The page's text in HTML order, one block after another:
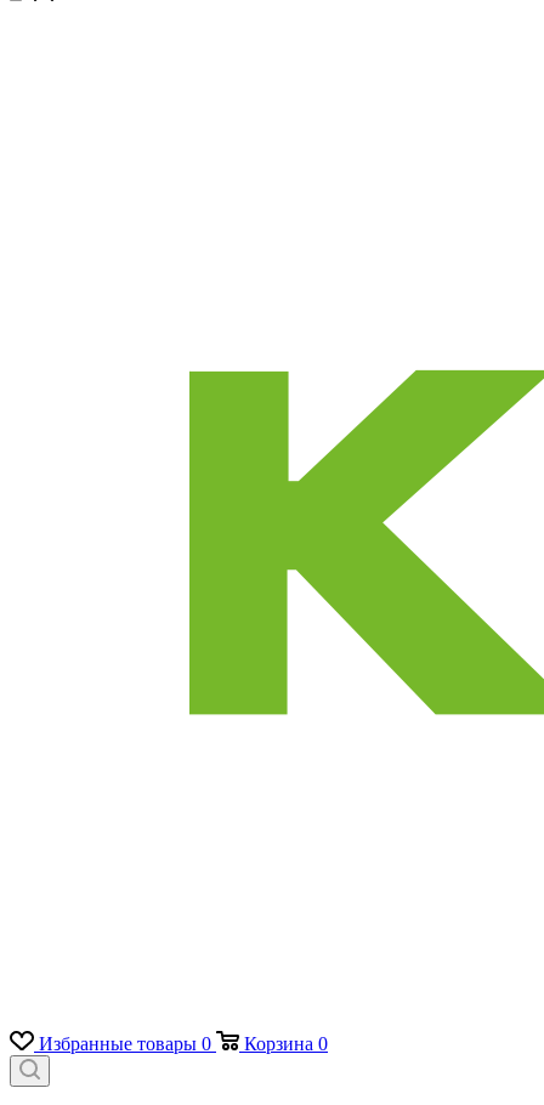
Избранные товары 0 Корзина 0